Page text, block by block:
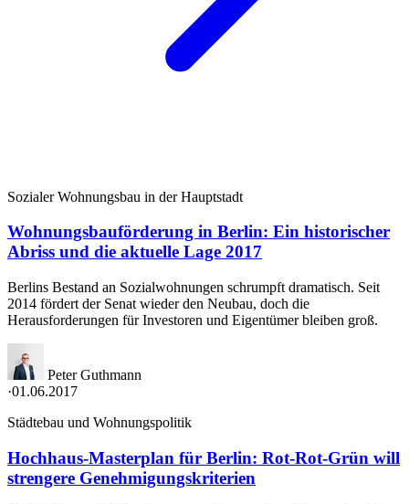
Sozialer Wohnungsbau in der Hauptstadt
Wohnungsbauförderung in Berlin: Ein historischer
Abriss und die aktuelle Lage 2017
Berlins Bestand an Sozialwohnungen schrumpft dramatisch. Seit
2014 fördert der Senat wieder den Neubau, doch die
Herausforderungen für Investoren und Eigentümer bleiben groß.
Peter Guthmann
·01.06.2017
Städtebau und Wohnungspolitik
Hochhaus-Masterplan für Berlin: Rot-Rot-Grün will
strengere Genehmigungskriterien